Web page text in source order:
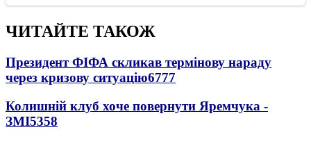
ЧИТАЙТЕ ТАКОЖ
Президент ФІФА скликав термінову нараду
через кризову ситуацію6777
Колишній клуб хоче повернути Яремчука -
ЗМІ5358